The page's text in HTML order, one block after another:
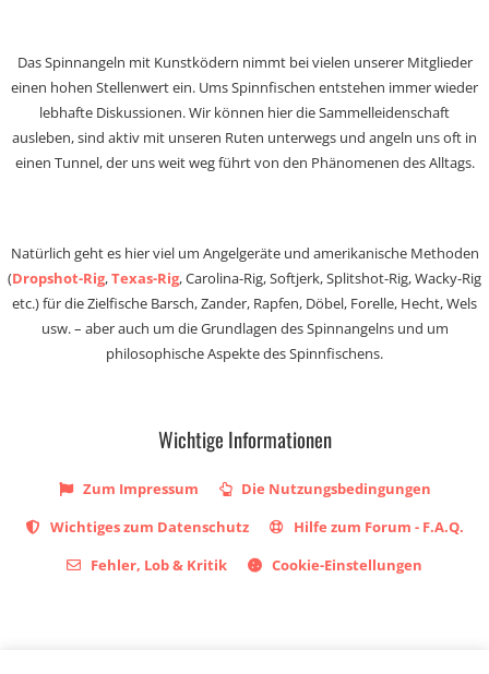
Das Spinnangeln mit Kunstködern nimmt bei vielen unserer Mitglieder
einen hohen Stellenwert ein. Ums Spinnfischen entstehen immer wieder
lebhafte Diskussionen. Wir können hier die Sammelleidenschaft
ausleben, sind aktiv mit unseren Ruten unterwegs und angeln uns oft in
einen Tunnel, der uns weit weg führt von den Phänomenen des Alltags.
Natürlich geht es hier viel um Angelgeräte und amerikanische Methoden
(Dropshot-Rig,Texas-Rig, Carolina-Rig, Softjerk, Splitshot-Rig, Wacky-Rig
etc.) für die Zielfische Barsch, Zander, Rapfen, Döbel, Forelle, Hecht, Wels
usw. – aber auch um die Grundlagen des Spinnangelns und um
philosophische Aspekte des Spinnfischens.
Wichtige Informationen
Zum Impressum
Die Nutzungsbedingungen
Wichtiges zum Datenschutz
Hilfe zum Forum - F.A.Q.
Fehler, Lob & Kritik
Cookie-Einstellungen